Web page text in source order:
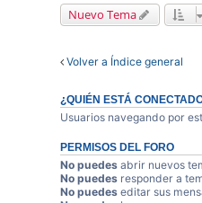
Nuevo Tema
Volver a Índice general
¿QUIÉN ESTÁ
Usuarios navegando por
PERMISOS DEL FORO
No puedes abrir nuevos
No puedes responder a
No puedes editar sus